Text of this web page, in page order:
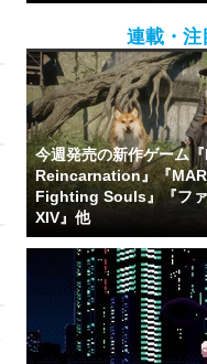
連載・注
今週発売の新作ゲーム
Reincarnation』『
Fighting Souls』『フ
XIV』他